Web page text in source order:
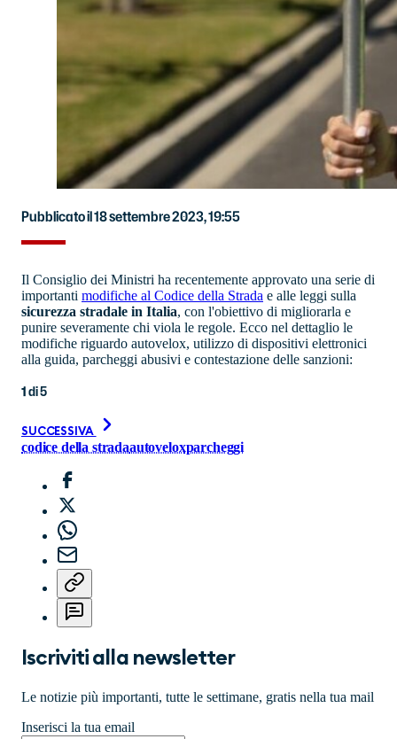
Pubblicato il 18 settembre 2023, 19:55
Il Consiglio dei Ministri ha recentemente approvato una serie di
importanti modifiche al Codice della Strada e alle leggi sulla
sicurezza stradale in Italia, con l'obiettivo di migliorarla e
punire severamente chi viola le regole. Ecco nel dettaglio le
modifiche riguardo autovelox, utilizzo di dispositivi elettronici
alla guida, parcheggi abusivi e contestazione delle sanzioni:
1di5
SUCCESSIVA
codice della stradaautoveloxparcheggi
Iscriviti alla newsletter
Le notizie più importanti, tutte le settimane, gratis nella tua mail
Inserisci la tua email